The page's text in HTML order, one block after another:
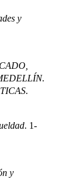
y
.
. 1-
y